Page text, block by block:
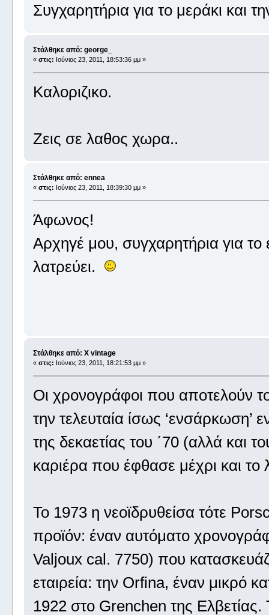
Συγχαρητήρια για το μεράκι και
Στάλθηκε από: george_
« στις: Ιούνιος 23, 2011, 18:53:36 μμ »
Καλοριζικο.
Ζεις σε λαθος χωρα..
Στάλθηκε από: ennea
« στις: Ιούνιος 23, 2011, 18:39:30 μμ »
Άφωνος!
Αρχηγέ μου, συγχαρητήρια για
λατρεύει.
Στάλθηκε από: X vintage
« στις: Ιούνιος 23, 2011, 18:21:53 μμ »
Οι χρονογράφοι που αποτελούν
την τελευταία ίσως ‘ενσάρκωση’
της δεκαετίας του ΄70 (αλλά και
καριέρα που έφθασε μέχρι και
Το 1973 η νεοϊδρυθείσα τότε
προϊόν: έναν αυτόματο
Valjoux cal. 7750) που
εταιρεία: την Orfina, έναν μικρό
1922 στο Grenchen της Ελβετίας.